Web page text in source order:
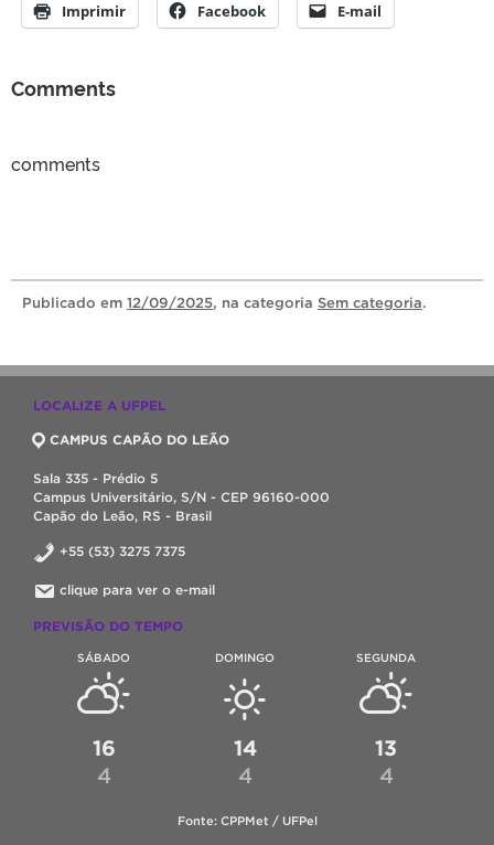
Imprimir Facebook E-mail
Comments
comments
Publicado em 12/09/2025, na categoria Sem categoria.
LOCALIZE A UFPEL
CAMPUS CAPÃO DO LEÃO
Sala 335 - Prédio 5
Campus Universitário, S/N - CEP 96160-000
Capão do Leão, RS - Brasil
+55 (53) 3275 7375
clique para ver o e-mail
PREVISÃO DO TEMPO
SÁBADO
16
4
DOMINGO
14
4
SEGUNDA
13
4
Fonte: CPPMet / UFPel